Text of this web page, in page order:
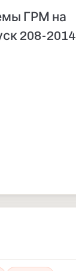
ГРМ на
208-2014